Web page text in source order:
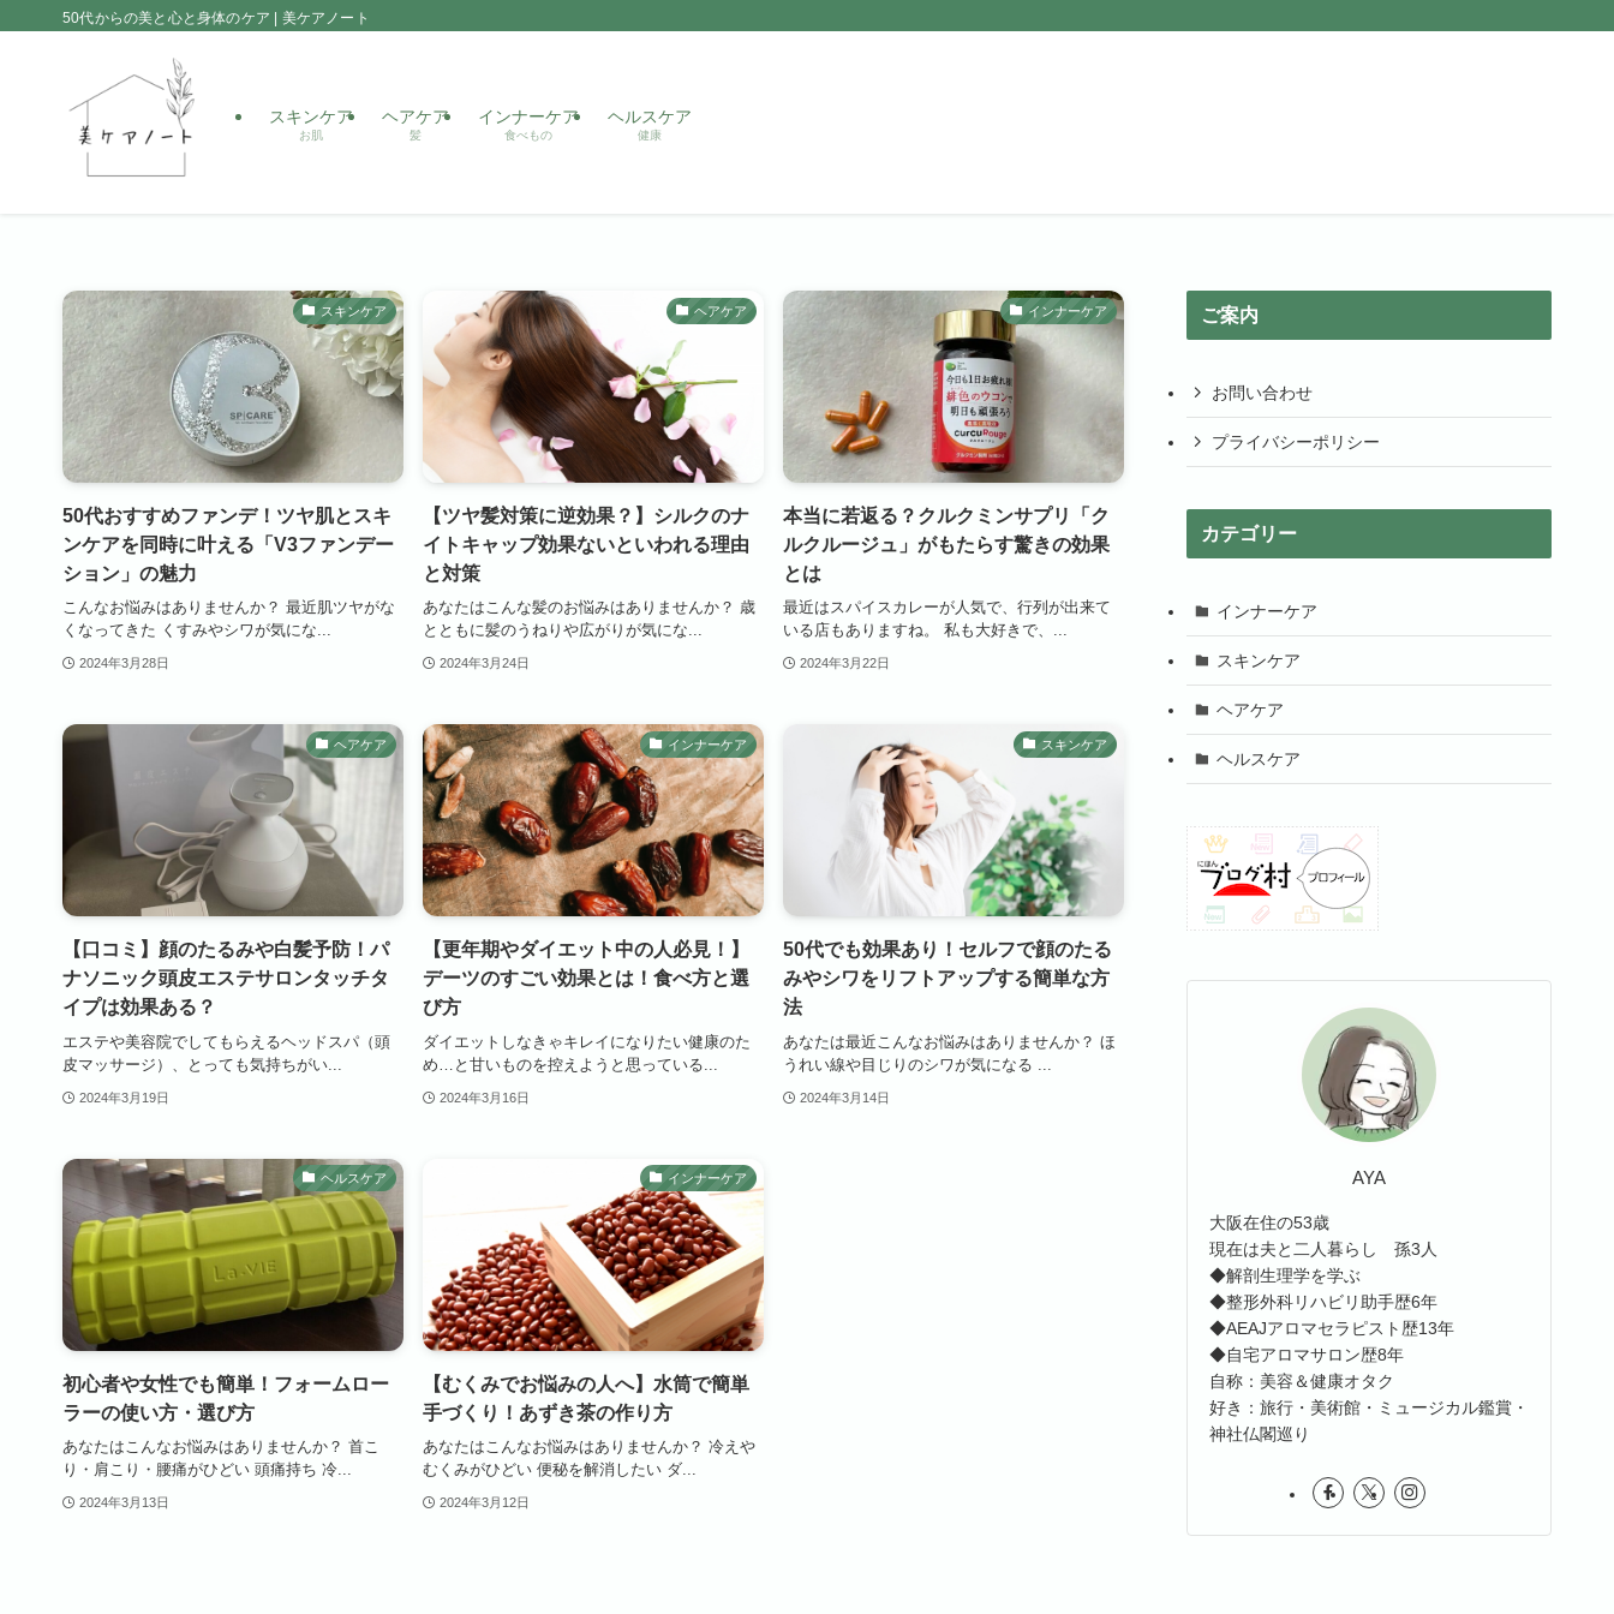
50代からの美と心と身体のケア | 美ケアノート
スキンケア
お肌
ヘアケア
髪
インナーケア
食べもの
ヘルスケア
健康
スキンケア
50代おすすめファンデ！ツヤ肌とスキ
ンケアを同時に叶える「V3ファンデー
ション」の魅力
こんなお悩みはありませんか？ 最近肌ツヤがな
くなってきた くすみやシワが気にな...
2024年3月28日
ヘアケア
【ツヤ髪対策に逆効果？】シルクのナ
イトキャップ効果ないといわれる理由
と対策
あなたはこんな髪のお悩みはありませんか？ 歳
とともに髪のうねりや広がりが気にな...
2024年3月24日
インナーケア
本当に若返る？クルクミンサプリ「ク
ルクルージュ」がもたらす驚きの効果
とは
最近はスパイスカレーが人気で、行列が出来て
いる店もありますね。 私も大好きで、...
2024年3月22日
ヘアケア
【口コミ】顔のたるみや白髪予防！パ
ナソニック頭皮エステサロンタッチタ
イプは効果ある？
エステや美容院でしてもらえるヘッドスパ（頭
皮マッサージ）、とっても気持ちがい...
2024年3月19日
インナーケア
【更年期やダイエット中の人必見！】
デーツのすごい効果とは！食べ方と選
び方
ダイエットしなきゃキレイになりたい健康のた
め…と甘いものを控えようと思っている...
2024年3月16日
スキンケア
50代でも効果あり！セルフで顔のたる
みやシワをリフトアップする簡単な方
法
あなたは最近こんなお悩みはありませんか？ ほ
うれい線や目じりのシワが気になる ...
2024年3月14日
ヘルスケア
初心者や女性でも簡単！フォームロー
ラーの使い方・選び方
あなたはこんなお悩みはありませんか？ 首こ
り・肩こり・腰痛がひどい 頭痛持ち 冷...
2024年3月13日
インナーケア
【むくみでお悩みの人へ】水筒で簡単
手づくり！あずき茶の作り方
あなたはこんなお悩みはありませんか？ 冷えや
むくみがひどい 便秘を解消したい ダ...
2024年3月12日
ご案内
お問い合わせ
プライバシーポリシー
カテゴリー
インナーケア
スキンケア
ヘアケア
ヘルスケア
AYA
大阪在住の53歳
現在は夫と二人暮らし 孫3人
◆解剖生理学を学ぶ
◆整形外科リハビリ助手歴6年
◆AEAJアロマセラピスト歴13年
◆自宅アロマサロン歴8年
自称：美容＆健康オタク
好き：旅行・美術館・ミュージカル鑑賞・
神社仏閣巡り